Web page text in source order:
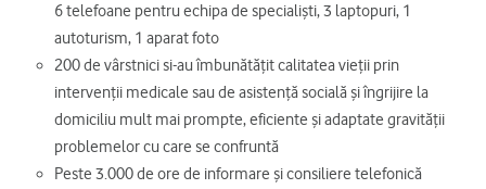
6 telefoane pentru echipa de specialiști, 3 laptopuri, 1
autoturism, 1 aparat foto
200 de vârstnici si-au îmbunătățit calitatea vieții prin
intervenții medicale sau de asistență socială și îngrijire la
domiciliu mult mai prompte, eficiente și adaptate gravității
problemelor cu care se confruntă
Peste 3.000 de ore de informare și consiliere telefonică